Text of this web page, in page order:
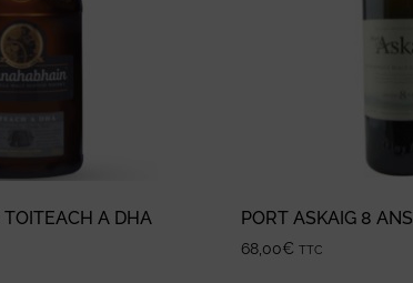
A DHA PORT ASKAIG 8 ANS
68,00€ TTC